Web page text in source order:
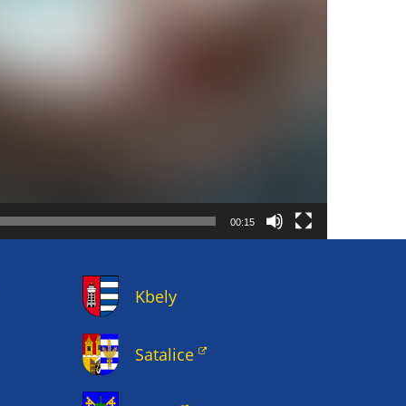
00:15
Kbely
Satalice